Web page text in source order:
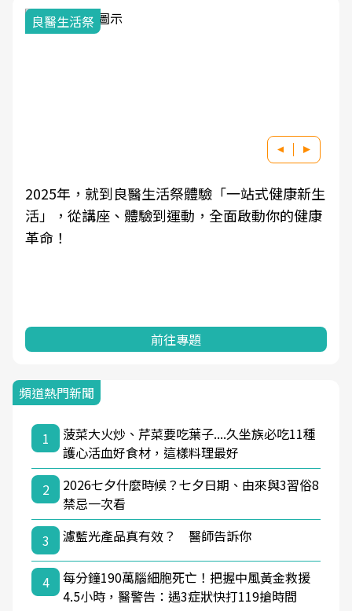
良醫生活祭
2025年，就到良醫生活祭體驗「一站式健康新生
活」，從講座、體驗到運動，全面啟動你的健康
革命！
前往專題
頻道熱門新聞
1
菠菜大火炒、芹菜要吃葉子....久坐族必吃11種
護心活血好食材，這樣料理最好
2
2026七夕什麼時候？七夕日期、由來與3習俗8
禁忌一次看
3
濾藍光產品真有效？ 醫師告訴你
4
每分鐘190萬腦細胞死亡！把握中風黃金救援
4.5小時，醫警告：遇3症狀快打119搶時間